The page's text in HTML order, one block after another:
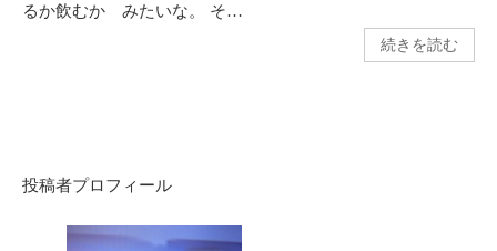
るか飲むか みたいな。 そ…
続きを読む
投稿者プロフィール